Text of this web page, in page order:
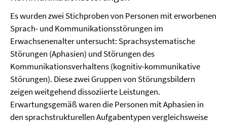
Es wurden zwei Stichproben von Personen mit erworbenen
Sprach- und Kommunikationsstörungen im
Erwachsenenalter untersucht: Sprachsystematische
Störungen (Aphasien) und Störungen des
Kommunikationsverhaltens (kognitiv-kommunikative
Störungen). Diese zwei Gruppen von Störungsbildern
zeigen weitgehend dissoziierte Leistungen.
Erwartungsgemäß waren die Personen mit Aphasien in
den sprachstrukturellen Aufgabentypen vergleichsweise